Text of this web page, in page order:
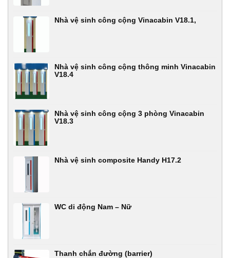
Nhà vệ sinh công cộng Vinacabin V18.1,
Nhà vệ sinh công cộng thông minh Vinacabin
V18.4
Nhà vệ sinh công cộng 3 phòng Vinacabin
V18.3
Nhà vệ sinh composite Handy H17.2
WC di động Nam – Nữ
Thanh chắn đường (barrier)